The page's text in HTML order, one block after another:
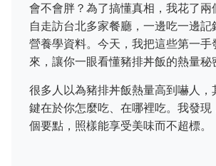
會不會胖？為了搞懂真相，我花了兩
自走訪台北多家餐廳，一邊吃一邊記
營養學資料。今天，我把這些第一手
來，讓你一眼看懂豬排丼飯的熱量秘
很多人以為豬排丼飯熱量高到嚇人，
鍵在於你怎麼吃、在哪裡吃。我發現
個要點，照樣能享受美味而不超標。